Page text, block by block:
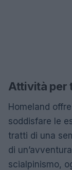
Attività per
Homeland
soddisfare le
tratti di una
di
scialpinismo,